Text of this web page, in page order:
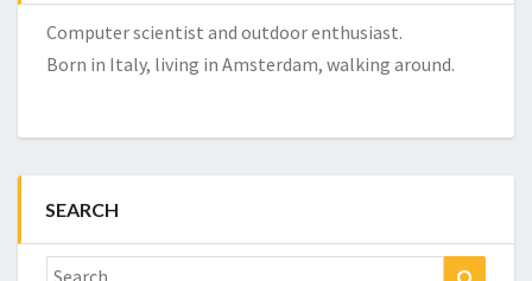
Computer scientist and outdoor enthusiast.
Born in Italy, living in Amsterdam, walking around.
SEARCH
Search